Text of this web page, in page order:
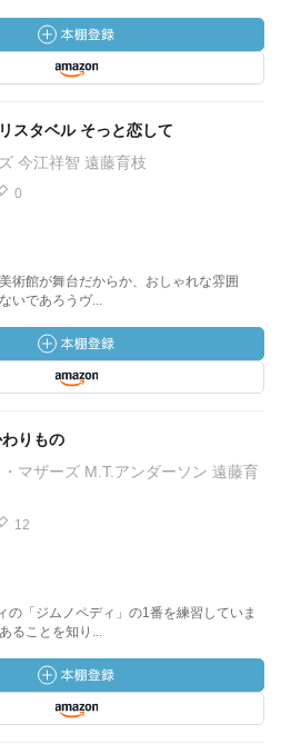
スタベル そっと恋して
今江祥智 遠藤育枝
0
術館が舞台だからか、おしゃれな雰囲
いであろうヴ...
りもの
マザーズ M.T.アンダーソン 遠藤育
12
の「ジムノペディ」の1番を練習していま
ることを知り...